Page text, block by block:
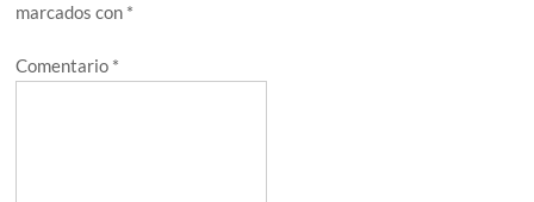
marcados con *
Comentario *